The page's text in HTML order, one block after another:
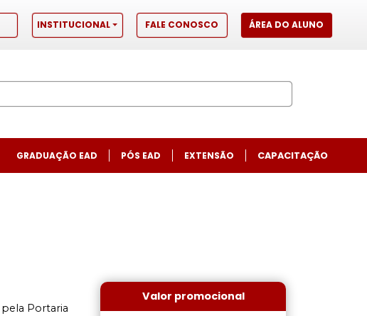
INSTITUCIONAL FALE CONOSCO ÁREA DO ALUNO
GRADUAÇÃO EAD PÓS EAD EXTENSÃO CAPACITAÇÃO
Next
Portaria
Valor promocional